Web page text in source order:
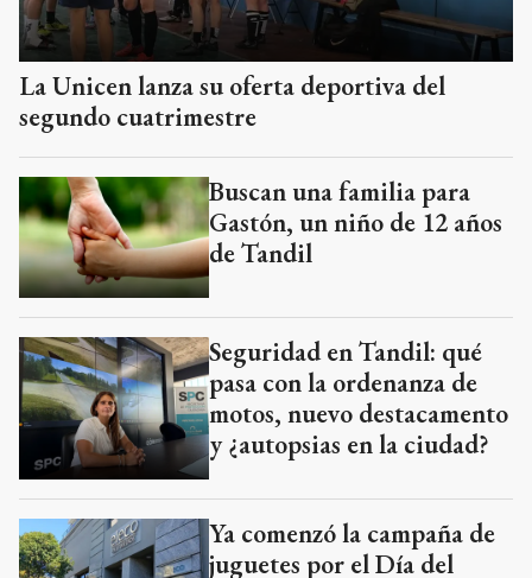
La Unicen lanza su oferta deportiva del
segundo cuatrimestre
Buscan una familia para
Gastón, un niño de 12 años
de Tandil
Seguridad en Tandil: qué
pasa con la ordenanza de
motos, nuevo destacamento
y ¿autopsias en la ciudad?
Ya comenzó la campaña de
juguetes por el Día del